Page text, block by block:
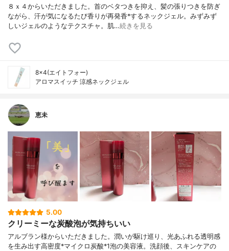
８ｘ４からいただきました。首のベタつきを抑え、髪の張りつきを防ぎ
ながら、汗が気になるたび香りが再発香*するネックジェル。みずみず
しいジェルのようなテクスチャ。肌…続きを見る
8×4(エイトフォー)
アロマスイッチ 涼感ネックジェル
恵未
5.00
クリーミーな炭酸泡が気持ちいい
アルブラン様からいただきました。潤いが駆け巡り、光あふれる透明感
を生み出す高密度*マイクロ炭酸*1泡の美容液。洗顔後、スキンケアの